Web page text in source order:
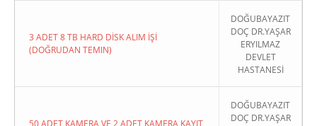
3 ADET 8 TB HARD DİSK ALIM İŞİ
(DOĞRUDAN TEMIN)
DOĞUBAYAZIT
DOÇ DR.YAŞAR
ERYILMAZ
DEVLET
HASTANESİ
50 ADET KAMERA VE 2 ADET KAMERA KAYIT
DOĞUBAYAZIT
DOÇ DR.YAŞAR